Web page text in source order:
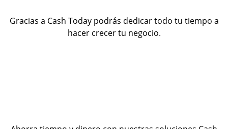
Gracias a Cash Today podrás dedicar todo tu tiempo a
hacer crecer tu negocio.